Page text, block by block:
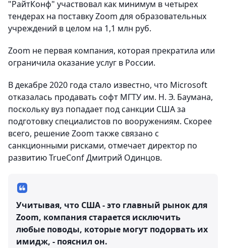
"РайтКонф" участвовал как минимум в четырех
тендерах на поставку Zoom для образовательных
учреждений в целом на 1,1 млн руб.
Zoom не первая компания, которая прекратила или
ограничила оказание услуг в России.
В декабре 2020 года стало известно, что Microsoft
отказалась продавать софт МГТУ им. Н. Э. Баумана,
поскольку вуз попадает под санкции США за
подготовку специалистов по вооружениям. Скорее
всего, решение Zoom также связано с
санкционными рисками, отмечает директор по
развитию TrueConf Дмитрий Одинцов.
Учитывая, что США - это главный рынок для
Zoom, компания старается исключить
любые поводы, которые могут подорвать их
имидж, - пояснил он.